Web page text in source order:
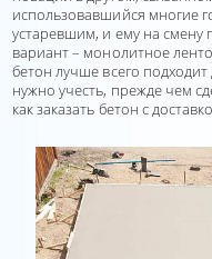
использовавшийся многие
устаревшим, и ему на смену
вариант – монолитное
бетон лучше всего
нужно учесть, прежде чем
как заказать бетон с